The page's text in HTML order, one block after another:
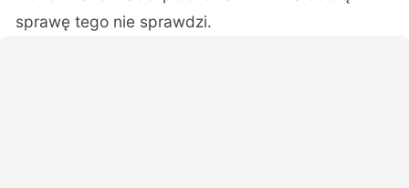
sprawę tego nie sprawdzi.